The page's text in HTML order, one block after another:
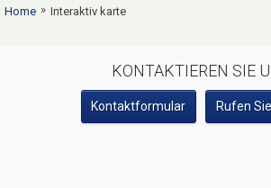
Home » Interaktiv karte
KONTAKTIEREN SIE
Kontaktformular Rufen